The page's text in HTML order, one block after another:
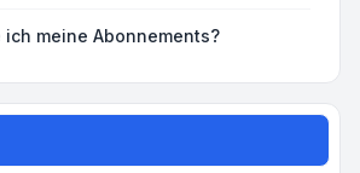
meine Abonnements?